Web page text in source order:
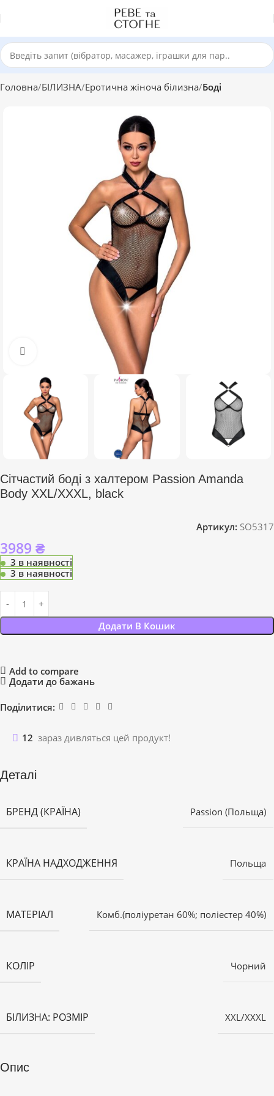
Головна БІЛИЗНА Еротична жіноча білизна Боді
Сітчастий боді з халтером Passion Amanda
Body XXL/XXXL, black
Артикул: SO5317
3989 ₴
3 в наявності
3 в наявності
Додати В Кошик
Add to compare
Додати до бажань
Поділитися:
12 зараз дивляться цей продукт!
Деталі
БРЕНД (КРАЇНА) Passion (Польща)
КРАЇНА НАДХОДЖЕННЯ Польща
МАТЕРІАЛ Комб.(поліуретан 60%; поліестер 40%)
КОЛІР Чорний
БІЛИЗНА: РОЗМІР XXL/XXXL
Опис